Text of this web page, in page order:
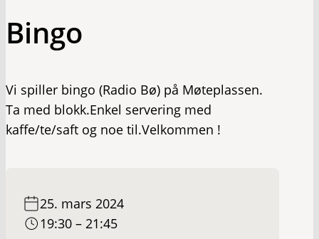
Bingo
Vi spiller bingo (Radio Bø) på Møteplassen.
Ta med blokk.Enkel servering med
kaffe/te/saft og noe til.Velkommen !
25. mars 2024
19:30 – 21:45